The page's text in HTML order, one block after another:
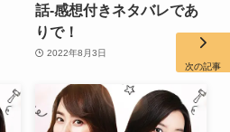
話-感想付きネタバレであ
りで！
2022年8月3日
次の記事